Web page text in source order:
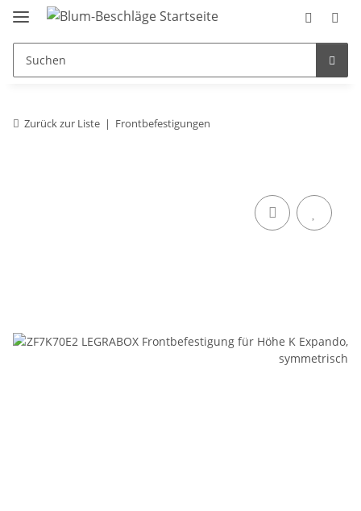
Zurück zur Liste Frontbefestigungen